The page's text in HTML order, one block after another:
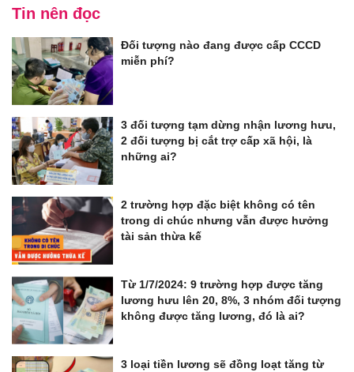
Tin nên đọc
Đối tượng nào đang được cấp CCCD
miễn phí?
3 đối tượng tạm dừng nhận lương hưu,
2 đối tượng bị cắt trợ cấp xã hội, là
những ai?
2 trường hợp đặc biệt không có tên
trong di chúc nhưng vẫn được hưởng
tài sản thừa kế
Từ 1/7/2024: 9 trường hợp được tăng
lương hưu lên 20, 8%, 3 nhóm đối tượng
không được tăng lương, đó là ai?
3 loại tiền lương sẽ đồng loạt tăng từ